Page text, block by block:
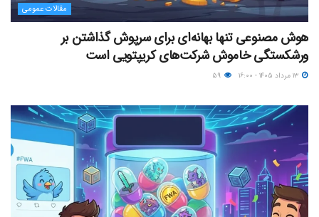
مقالات عمومی
هوش مصنوعی تنها بهانه‌ای برای سرپوش گذاشتن بر
ورشکستگی خاموش شرکت‌های کریپتویی است